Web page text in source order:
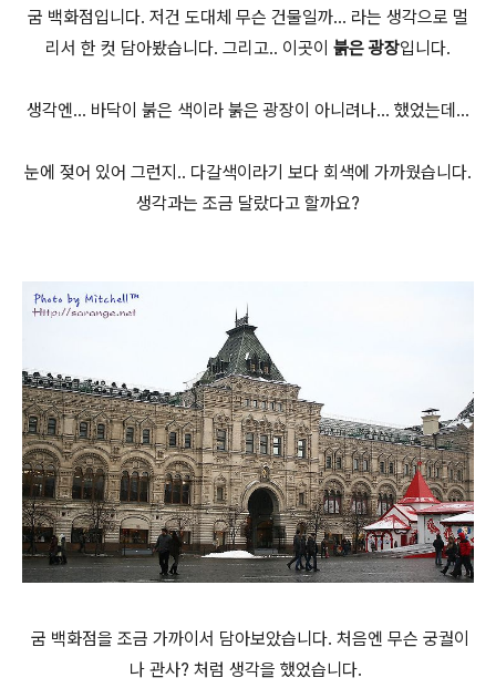
굼 백화점입니다. 저건 도대체 무슨 건물일까... 라는 생각으로 멀
리서 한 컷 담아봤습니다. 그리고.. 이곳이 붉은 광장입니다.
생각엔... 바닥이 붉은 색이라 붉은 광장이 아니려나... 했었는데...
눈에 젖어 있어 그런지.. 다갈색이라기 보다 회색에 가까웠습니다.
생각과는 조금 달랐다고 할까요?
굼 백화점을 조금 가까이서 담아보았습니다. 처음엔 무슨 궁궐이
나 관사? 처럼 생각을 했었습니다.